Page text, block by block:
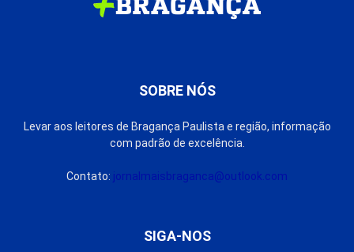
SOBRE NÓS
Levar aos leitores de Bragança Paulista e região, informação
com padrão de excelência.
Contato: jornalmaisbraganca@outlook.com
SIGA-NOS